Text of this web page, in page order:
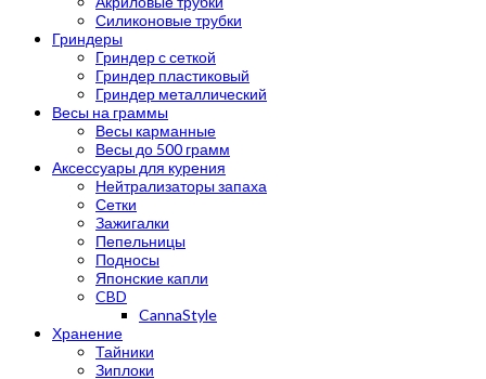
Силиконовые трубки
Гриндеры
Гриндер с сеткой
Гриндер пластиковый
Гриндер металлический
Весы на граммы
Весы карманные
Весы до 500 грамм
Аксессуары для курения
Нейтрализаторы запаха
Сетки
Зажигалки
Пепельницы
Подносы
Японские капли
CBD
CannaStyle
Хранение
Тайники
Зиплоки